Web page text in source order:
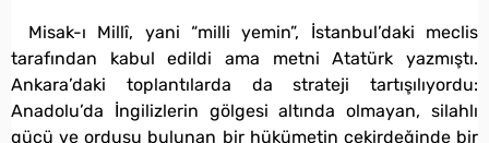
Misak-ı Millî, yani “milli yemin”, İstanbul’daki meclis
tarafından kabul edildi ama metni Atatürk yazmıştı.
Ankara’daki toplantılarda da strateji tartışılıyordu:
Anadolu’da İngilizlerin gölgesi altında olmayan, silahlı
gücü ve ordusu bulunan bir hükümetin çekirdeğinde bir